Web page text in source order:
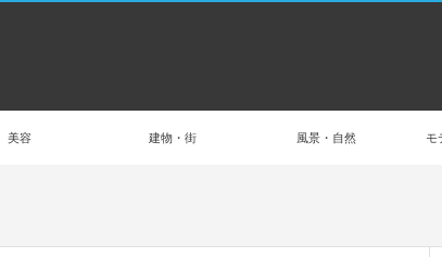
美容 建物・街 風景・自然 モ